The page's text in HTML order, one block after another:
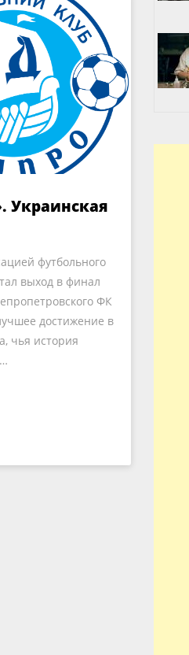
Украинская
футбольного
выход в финал
ФК
достижение в
чья история